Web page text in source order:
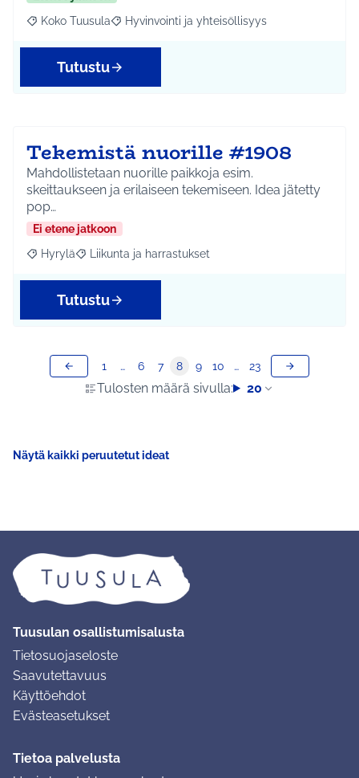
Rajaa tulokset aihepiirin mukaan: Koko Tuusula
Koko Tuusula Rajaa tulokset teeman mukaan: Hyvinvointi ja
Hyvinvointi ja yhteisöllisyys
Tutustu
Tekemistä nuorille #1908
Mahdollistetaan nuorille paikkoja esim.
skeittaukseen ja erilaiseen tekemiseen. Idea jätetty
pop…
Ei etene jatkoon
Rajaa tulokset aihepiirin mukaan: Hyrylä
Hyrylä Rajaa tulokset teeman mukaan: Liikunta ja
Liikunta ja harrastukset
Tutustu
Tulosten määrä sivulla: 20
1 … 6 7 8 9 10 … 23
Näytä kaikki peruutetut ideat
Tuusulan osallistumisalusta
Tietosuojaseloste
Saavutettavuus
Käyttöehdot
Evästeasetukset
Tietoa palvelusta